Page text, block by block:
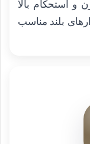
استحکام بالا
بلند مناسب